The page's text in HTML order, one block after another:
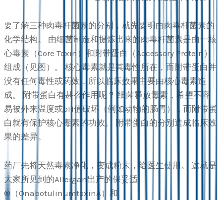
要了解三种肉毒杆菌素的分别，就先要明白肉毒杆菌素的
化学结构。 由细菌制造和提炼出来的肉毒杆菌素是由一核
心毒素（Core Toxin）和附带蛋白（Accessory Protein）
组成（见图）。 核心毒素就是其毒性所在，而附带蛋白并
没有任何毒性或药效，所以临床效果主要由核心毒素造
成。 附带蛋白有甚么作用呢？ 细菌释放毒素，希望不容
易被外来温度或pH值破坏（例如动物的肠胃），而附带蛋
白就有保护核心毒素的功效。 附带蛋白的分别造成临床效
果的差异。
药厂先将天然毒素净化，变成粉末，给医生使用。 这就是
大家所见到的Allergan出产的保妥适
®（OnabotulinumtoxinA）和